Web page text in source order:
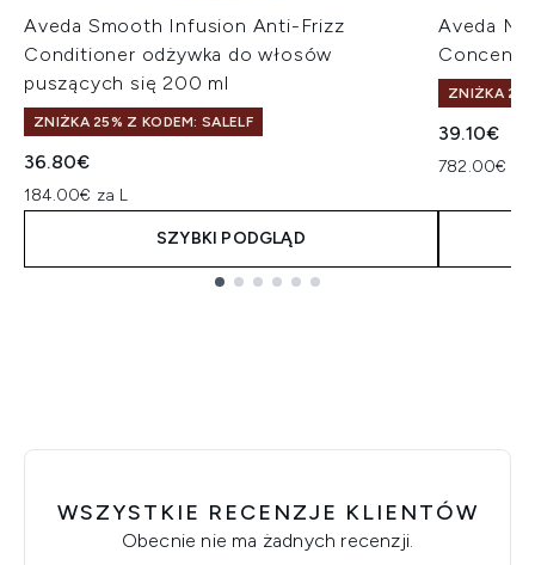
Aveda Smooth Infusion Anti-Frizz
Conditioner odżywka do włosów
puszących się 200 ml
ZNIŻKA 25% Z KODEM: SALELF
36.80€
184.00€ za L
SZYBKI PODGLĄD
Aveda
ZNIŻKA
39.10€
782.00€ za
WSZYSTKIE RECENZJE KLIENTÓW
Obecnie nie ma żadnych recenzji.